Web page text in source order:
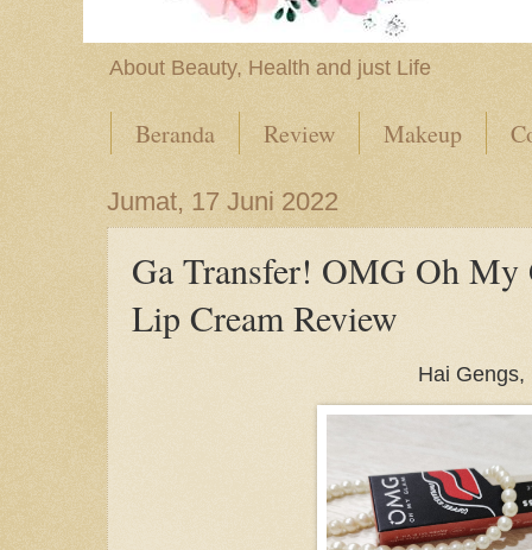
About Beauty, Health and just Life
Beranda Review Makeup
Jumat, 17 Juni 2022
Ga Transfer! OMG Oh
Lip Cream Review
Hai Gengs,